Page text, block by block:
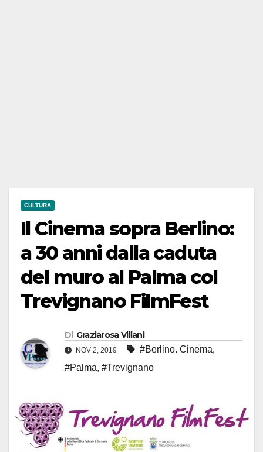
CULTURA
Il Cinema sopra Berlino:
a 30 anni dalla caduta
del muro al Palma col
Trevignano FilmFest
Di Graziarosa Villani
NOV 2, 2019 #Berlino. Cinema,
#Palma, #Trevignano